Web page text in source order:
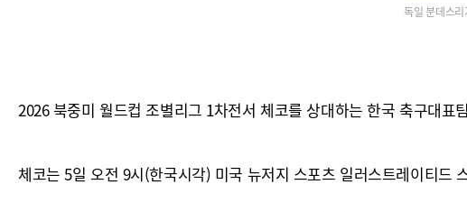
독일 분데스
2026 북중미 월드컵 조별리그 1차전서 체코를 상대하는 한국 축구대
체코는 5일 오전 9시(한국시각) 미국 뉴저지 스포츠 일러스트레이티드